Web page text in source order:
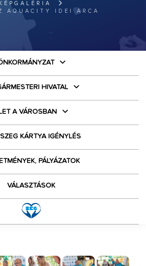
AQUACITY IDEI ARCA
HIVATAL
A VÁROSBAN
KÁRTYA IGÉNYLÉS
PÁLYÁZATOK
VÁLASZTÁSOK